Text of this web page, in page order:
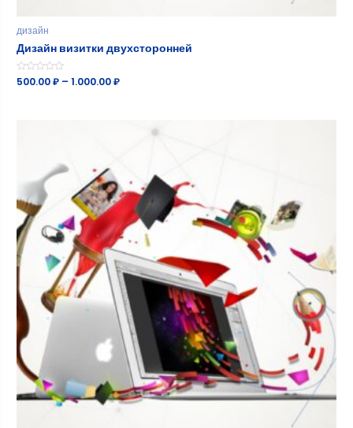
дизайн
Дизайн визитки двухсторонней
Оценка
0
500.00₽ –1.000.00₽